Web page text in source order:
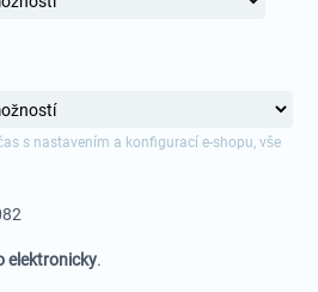
s nastavením a konfigurací e-shopu, vše
elektronicky.